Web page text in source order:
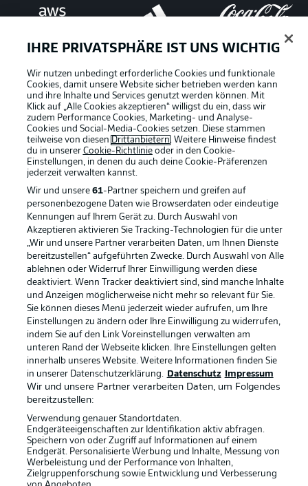
Rechtliche Hinweise Voreinstellungen verwalten
Nutzungsbedingungen
Broadcaster Kontakt
Jobs Impressum
Liveticker AGB
© 2026 Bundesliga-Gruppe GmbH
IHRE PRIVATSPHÄRE IST UNS WICHTIG
Wir nutzen unbedingt erforderliche Cookies und funktionale
Cookies, damit unsere Website sicher betrieben werden kann
und ihre Inhalte und Services genutzt werden können. Mit
Klick auf „Alle Cookies akzeptieren“ willigst du ein, dass wir
zudem Performance Cookies, Marketing- und Analyse-
Cookies und Social-Media-Cookies setzen. Diese stammen
teilweise von diesen Drittanbietern. Weitere Hinweise findest
du in unserer Cookie-Richtlinieoder in den Cookie-
Einstellungen, in denen du auch deine Cookie-Präferenzen
jederzeit verwalten kannst.
Wir und unsere 61-Partner speichern und greifen auf
personenbezogene Daten wie Browserdaten oder eindeutige
Kennungen auf Ihrem Gerät zu. Durch Auswahl von
Akzeptieren aktivieren Sie Tracking-Technologien für die unter
„Wir und unsere Partner verarbeiten Daten, um Ihnen Dienste
bereitzustellen“ aufgeführten Zwecke. Durch Auswahl von Alle
ablehnen oder Widerruf Ihrer Einwilligung werden diese
deaktiviert. Wenn Tracker deaktiviert sind, sind manche Inhalte
und Anzeigen möglicherweise nicht mehr so relevant für Sie.
Sie können dieses Menü jederzeit wieder aufrufen, um Ihre
Einstellungen zu ändern oder Ihre Einwilligung zu widerrufen,
indem Sie auf den Link Voreinstellungen verwalten am
unteren Rand der Webseite klicken. Ihre Einstellungen gelten
innerhalb unseres Website. Weitere Informationen finden Sie
in unserer Datenschutzerklärung.
Datenschutz Impressum
Wir und unsere Partner verarbeiten Daten, um Folgendes
bereitzustellen:
Verwendung genauer Standortdaten.
Endgeräteeigenschaften zur Identifikation aktiv abfragen.
Speichern von oder Zugriff auf Informationen auf einem
Endgerät. Personalisierte Werbung und Inhalte, Messung von
Werbeleistung und der Performance von Inhalten,
Zielgruppenforschung sowie Entwicklung und Verbesserung